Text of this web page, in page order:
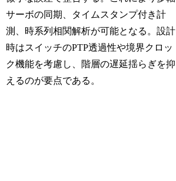
サーボの同期、タイムスタンプ付き計
測、時系列相関解析が可能となる。設計
時はスイッチのPTP透過性や境界クロッ
ク機能を考慮し、階層の遅延揺らぎを抑
えるのが要点である。